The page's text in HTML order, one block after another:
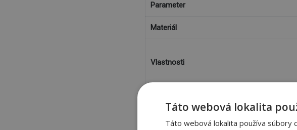
Parameter
Materiál
Vlastnosti
Farba
Táto webová lokalita
Táto webová lokalita používa súbory